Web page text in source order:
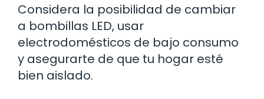
Considera la posibilidad de cambiar
a bombillas LED, usar
electrodomésticos de bajo consumo
y asegurarte de que tu hogar esté
bien aislado.